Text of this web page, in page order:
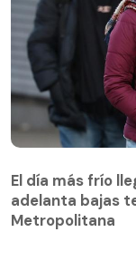
adelanta bajas
Metropolitana
El día más frío
adelanta bajas
Metropolitana